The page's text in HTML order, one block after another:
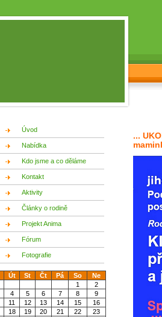
Úvod
Nabídka
Kdo jsme a co děláme
Kontakt
Aktivity
Články o rodině
Projekt Anima
Fórum
Fotografie
Út St Čt Pá So
Ne
1
2
4 5 6 7 8
9
11 12 13 14 15
16
18 19 20 21 22
23
...